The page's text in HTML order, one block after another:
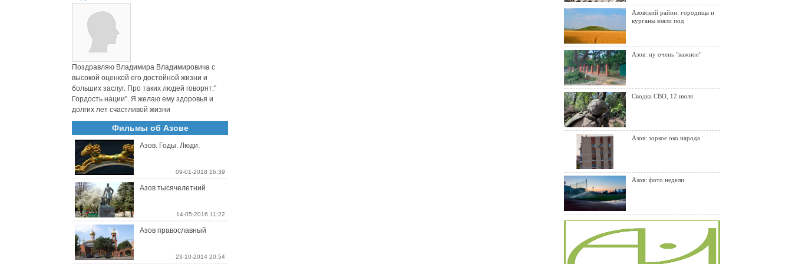
Поздравляю Владимира Владимировича с
высокой оценкой его достойной жизни и
больших заслуг. Про таких людей говорят:"
Гордость нации". Я желаю ему здоровья и
долгих лет счастливой жизни
Фильмы об Азове
Азов. Годы. Люди.
09-01-2018 16:39
Азов тысячелетний
14-05-2016 11:22
Азов православный
23-10-2014 20:54
Азовский район: городища и
курганы взяли под
Азов: ну очень "важное"
Сводка СВО, 12 июля
Азов: зоркое око народа
Азов: фото недели